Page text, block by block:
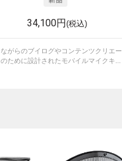
34,100円(税込)
がらのブイログやコンテンツクリエー
のために設計されたモバイルマイクキ...